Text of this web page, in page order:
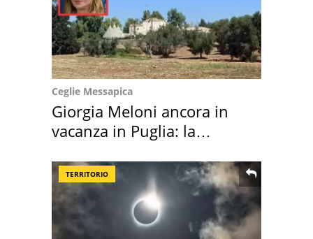
Ceglie Messapica
Giorgia Meloni ancora in
vacanza in Puglia: la
TERRITORIO